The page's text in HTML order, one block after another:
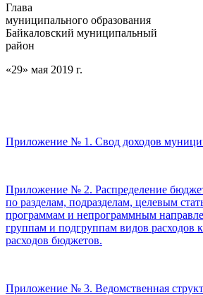
Глава
муниципального образования
Байкаловский муниципальный
район А.А.
«29» мая 2019 г.
Приложение № 1. Свод доходов
Приложение № 2. Распределение
по разделам, подразделам, целевым
программам и непрограммным
группам и подгруппам видов расходов
расходов бюджетов.
Приложение № 3. Ведомственная